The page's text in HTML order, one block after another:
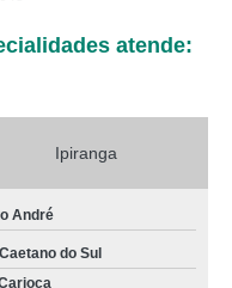
atende:
Ipiranga
André
do Sul